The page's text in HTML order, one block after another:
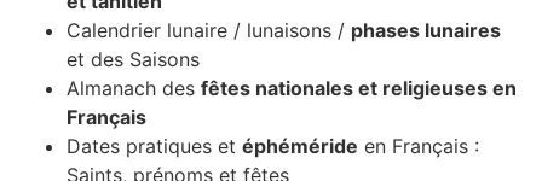
Calendrier lunaire / lunaisons / phases lunaires
et des Saisons
Almanach des fêtes nationales et religieuses en
Français
Dates pratiques et éphéméride en Français :
Saints, prénoms et fêtes